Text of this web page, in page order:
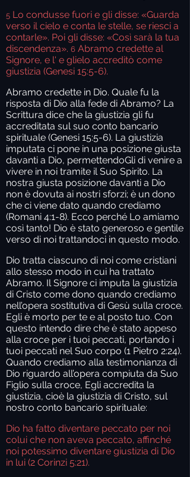
5 Lo condusse fuori e gli disse: «Guarda
verso il cielo e conta le stelle, se riesci a
contarle». Poi gli disse: «Così sarà la tua
discendenza». 6 Abramo credette al
Signore, e l' e glielo accreditò come
giustizia (Genesi 15:5-6).
Abramo credette in Dio. Quale fu la
risposta di Dio alla fede di Abramo? La
Scrittura dice che la giustizia gli fu
accreditata sul suo conto bancario
spirituale (Genesi 15:5-6). La giustizia
imputata ci pone in una posizione giusta
davanti a Dio, permettendoGli di venire a
vivere in noi tramite il Suo Spirito. La
nostra giusta posizione davanti a Dio
non è dovuta ai nostri sforzi; è un dono
che ci viene dato quando crediamo
(Romani 4:1-8). Ecco perché Lo amiamo
così tanto! Dio è stato generoso e gentile
verso di noi trattandoci in questo modo.
Dio tratta ciascuno di noi come cristiani
allo stesso modo in cui ha trattato
Abramo. Il Signore ci imputa la giustizia
di Cristo come dono quando crediamo
nell’opera sostitutiva di Gesù sulla croce.
Egli è morto per te e al posto tuo. Con
questo intendo dire che è stato appeso
alla croce per i tuoi peccati, portando i
tuoi peccati nel Suo corpo (1 Pietro 2:24).
Quando crediamo alla testimonianza di
Dio riguardo all’opera compiuta da Suo
Figlio sulla croce, Egli accredita la
giustizia, cioè la giustizia di Cristo, sul
nostro conto bancario spirituale:
Dio ha fatto diventare peccato per noi
colui che non aveva peccato, affinché
noi potessimo diventare giustizia di Dio
in lui (2 Corinzi 5:21).